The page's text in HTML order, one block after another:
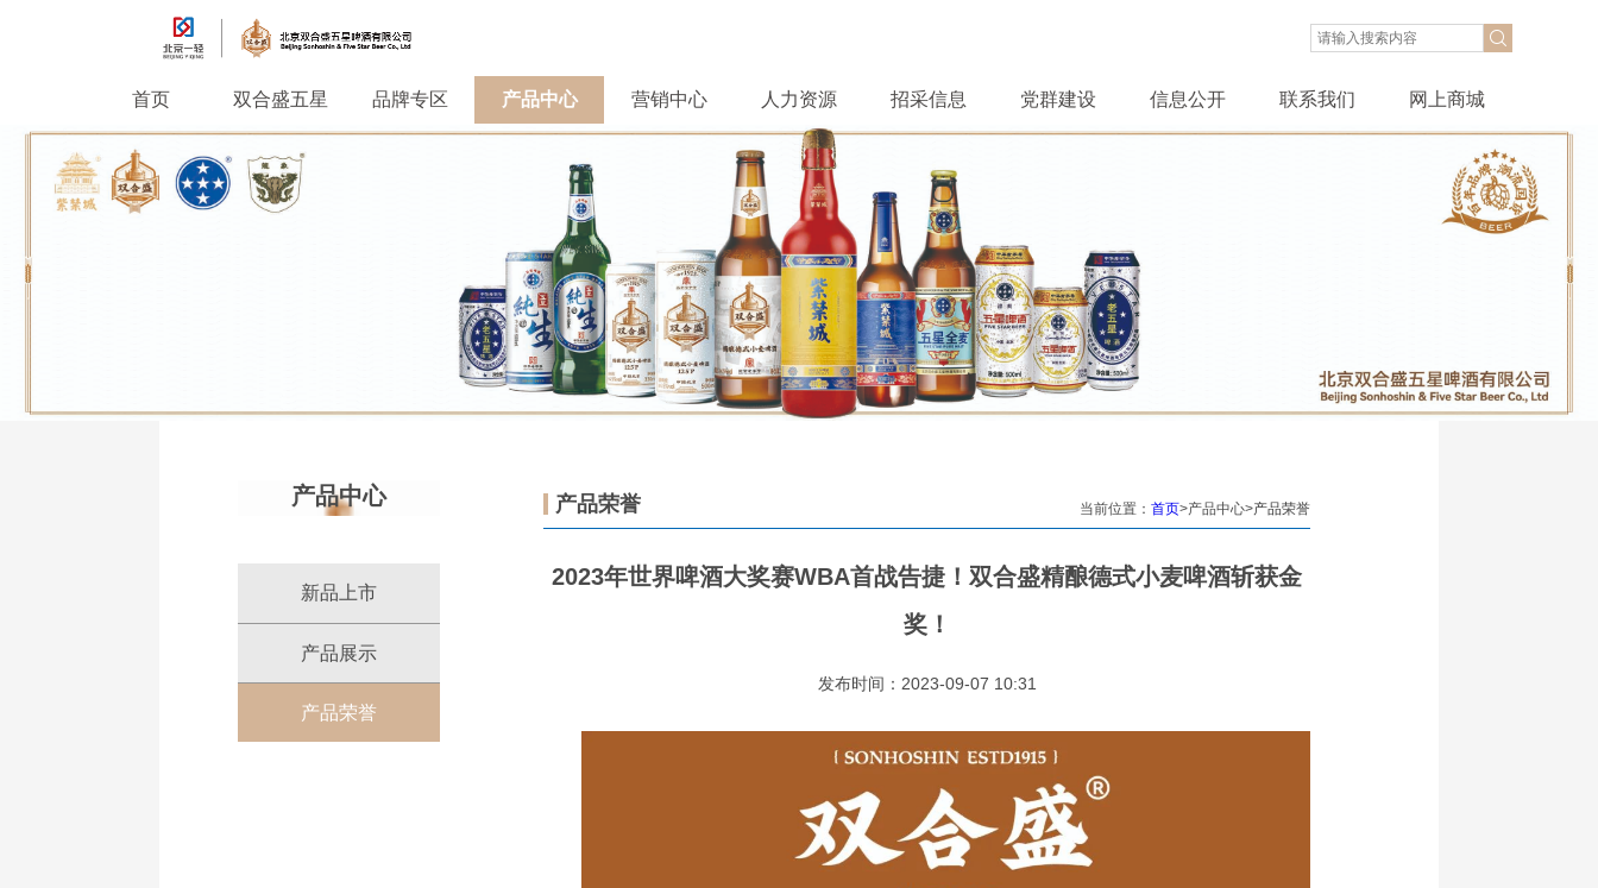
首页 双合盛五星 品牌专区 产品中心 营销中心 人力资源 招采信息 党群建设 信息公开 联系我们 网上商城
产品中心
新品上市
产品展示
产品荣誉
当前位置：首页>产品中心>产品荣誉
产品荣誉
2023年世界啤酒大奖赛WBA首战告捷！双合盛精酿德式小麦啤酒斩获金
奖！
发布时间：2023-09-07 10:31